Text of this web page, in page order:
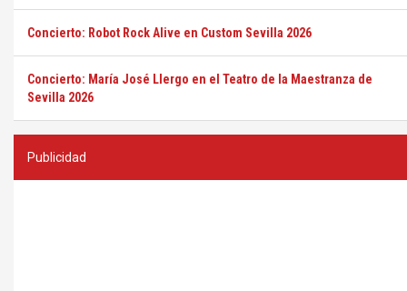
Concierto: Robot Rock Alive en Custom Sevilla 2026
Concierto: María José Llergo en el Teatro de la Maestranza de
Sevilla 2026
Publicidad